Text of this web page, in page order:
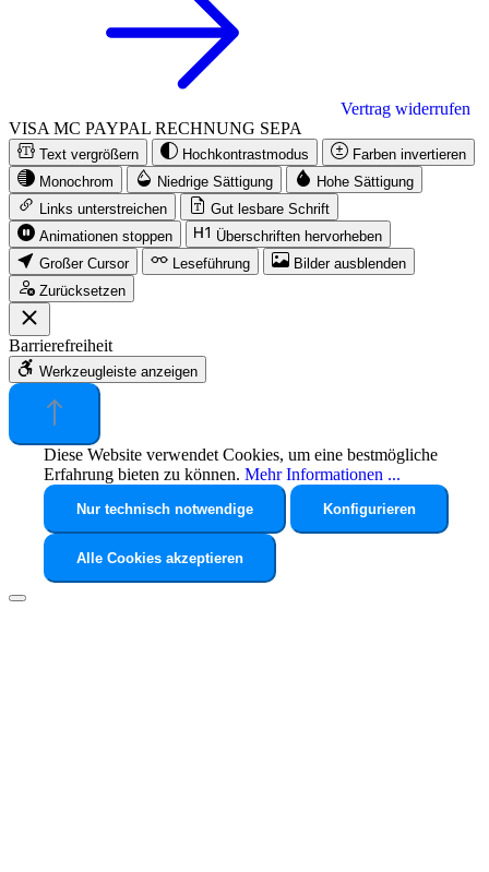
Vertrag widerrufen
VISA MC PAYPAL RECHNUNG SEPA
Text vergrößern Hochkontrastmodus
Farben invertieren
Monochrom
Niedrige Sättigung
Hohe Sättigung
Links unterstreichen
Gut lesbare Schrift
Animationen stoppen
Überschriften hervorheben
Großer Cursor
Leseführung
Bilder ausblenden
Zurücksetzen
Barrierefreiheit
Werkzeugleiste anzeigen
Diese Website verwendet Cookies, um eine bestmögliche
Erfahrung bieten zu können. Mehr Informationen ...
Nur technisch notwendige Konfigurieren
Alle Cookies akzeptieren